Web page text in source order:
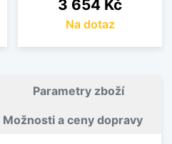
3 654 Kč
Na dotaz
Parametry zboží
Možnosti a ceny dopravy